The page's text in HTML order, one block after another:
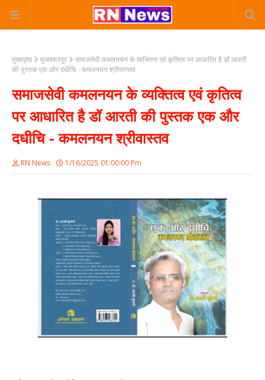
मुख्यपृष्ठ मुजफ्फरपुर
समाजसेवी कमलनयन के व्यक्तित्व एवं कृतित्व पर आधारित है डॉ आरती
की पुस्तक एक और दधीचि - कमलनयन श्रीवास्तव
समाजसेवी कमलनयन के व्यक्तित्व एवं कृतित्व
पर आधारित है डॉ आरती की पुस्तक एक और
दधीचि - कमलनयन श्रीवास्तव
RN News 1/16/2025 01:00:00 Pm